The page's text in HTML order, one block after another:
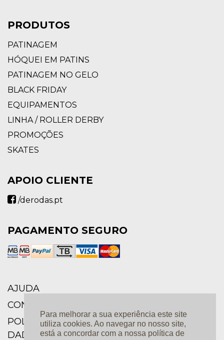
Para melhorar a sua experiência este site
utiliza cookies. Ao navegar no nosso site,
está a concordar com a nossa política de
PRODUTOS
PATINAGEM
HÓQUEI EM PATINS
PATINAGEM NO GELO
BLACK FRIDAY
EQUIPAMENTOS
LINHA / ROLLER DERBY
PROMOÇÕES
SKATES
APOIO CLIENTE
/derodas.pt
PAGAMENTO SEGURO
AJUDA
CONDIÇÕES GERAIS
POLÍTICA DE PRIVACIDADE E PROTEÇÃO DE
DADOS